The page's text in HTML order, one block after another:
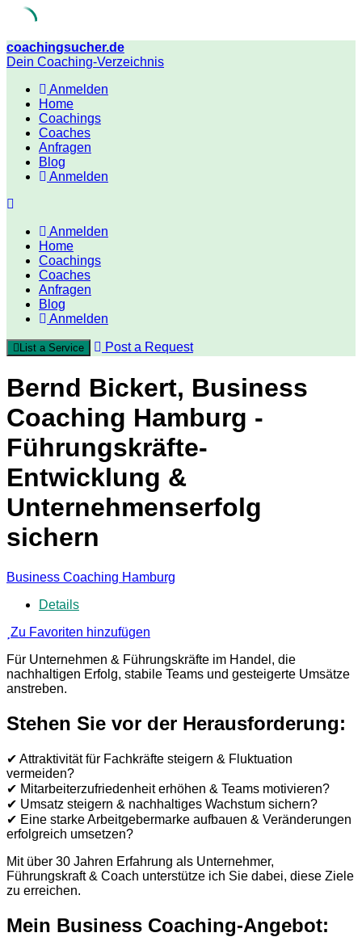
Skip
to
coachingsucher.de
Dein Coaching-Verzeichnis
Anmelden
Home
Coachings
Coaches
Anfragen
Blog
Anmelden
Anmelden
Home
Coachings
Coaches
Anfragen
Blog
Anmelden
List a Service Post a Request
Bernd Bickert, Business
Coaching Hamburg -
Führungskräfte-
Entwicklung &
Unternehmenserfolg
sichern
Business Coaching Hamburg
Details
Zu Favoriten hinzufügen
Für Unternehmen & Führungskräfte im Handel, die
nachhaltigen Erfolg, stabile Teams und gesteigerte Umsätze
anstreben.
Stehen Sie vor der Herausforderung:
✔ Attraktivität für Fachkräfte steigern & Fluktuation
vermeiden?
✔ Mitarbeiterzufriedenheit erhöhen & Teams motivieren?
✔ Umsatz steigern & nachhaltiges Wachstum sichern?
✔ Eine starke Arbeitgebermarke aufbauen & Veränderungen
erfolgreich umsetzen?
Mit über 30 Jahren Erfahrung als Unternehmer,
Führungskraft & Coach unterstütze ich Sie dabei, diese Ziele
zu erreichen.
Mein Business Coaching-Angebot: